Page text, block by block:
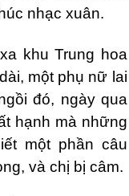
nhạc xuân.
khu Trung hoa
một phụ nữ lai
đó, ngày qua
hạnh mà những
một phần câu
và chị bị câm.